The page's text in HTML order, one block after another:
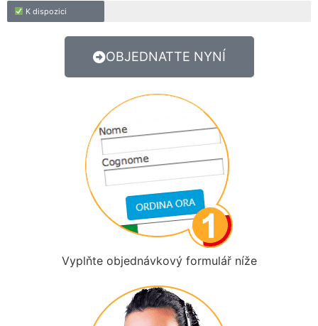
K dispozici
OBJEDNATTE NYNÍ
Vyplňte objednávkový formulář níže